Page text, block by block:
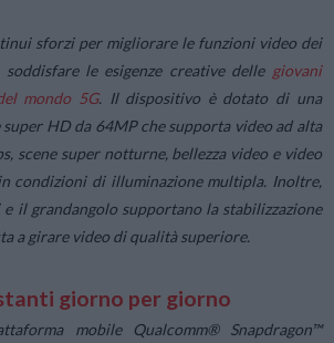
sforzi per migliorare le funzioni video dei
le esigenze creative delle giovani
mondo 5G. Il dispositivo è dotato di una
HD da 64MP che supporta video ad alta
scene super notturne, bellezza video e video
condizioni di illuminazione multipla. Inoltre,
il grandangolo supportano la stabilizzazione
a girare video di qualità superiore.
giorno per giorno
mobile Qualcomm® Snapdragon™